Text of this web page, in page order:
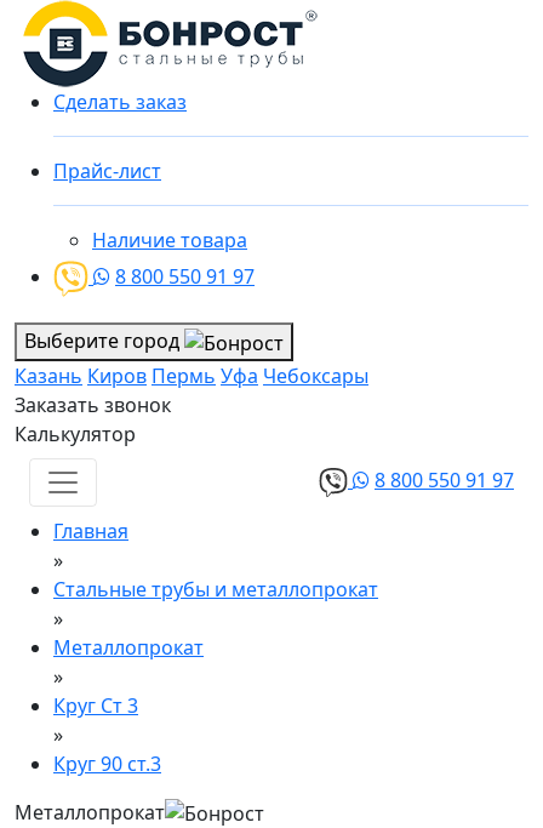
Сделать заказ
Прайс-лист
Наличие товара
8 800 550 91 97
Выберите город
Казань Киров Пермь Уфа Чебоксары
Заказать звонок
Калькулятор
8 800 550 91 97
Главная
»
Стальные трубы и металлопрокат
»
Металлопрокат
»
Круг Ст 3
»
Круг 90 ст.3
Металлопрокат